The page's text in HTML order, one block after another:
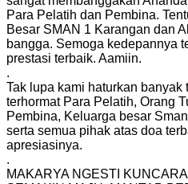
Para Pelatih dan Pembina.
Besar SMAN 1 Karangan dan
bangga. Semoga kedepannya
prestasi terbaik. Aamiin.
.
Tak lupa kami haturkan
terhormat Para Pelatih, Orang
Pembina, Keluarga besar
serta semua pihak atas doa
apresiasinya.
.
MAKARYA NGESTI